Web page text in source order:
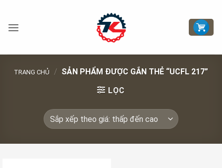
nội
TRANG CHỦ / SẢN PHẨM ĐƯỢC GẮN THẺ “UCFL 217”
LỌC